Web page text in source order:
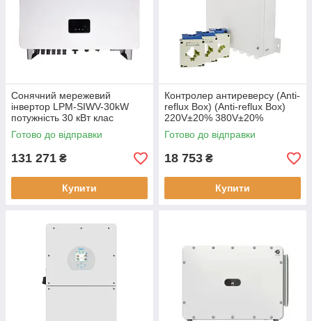
Сонячний мережевий
інвертор LPM-SIWV-30kW
потужність 30 кВт клас
захисту IP65 високий ККД
97.8%
Готово до відправки
131 271 ₴
Купити
Контролер антиреверсу (Anti-
reflux Box) (Anti-reflux Box)
220V±20% 380V±20%
Готово до відправки
18 753 ₴
Купити